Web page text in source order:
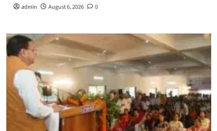
admin August 6, 2026 0